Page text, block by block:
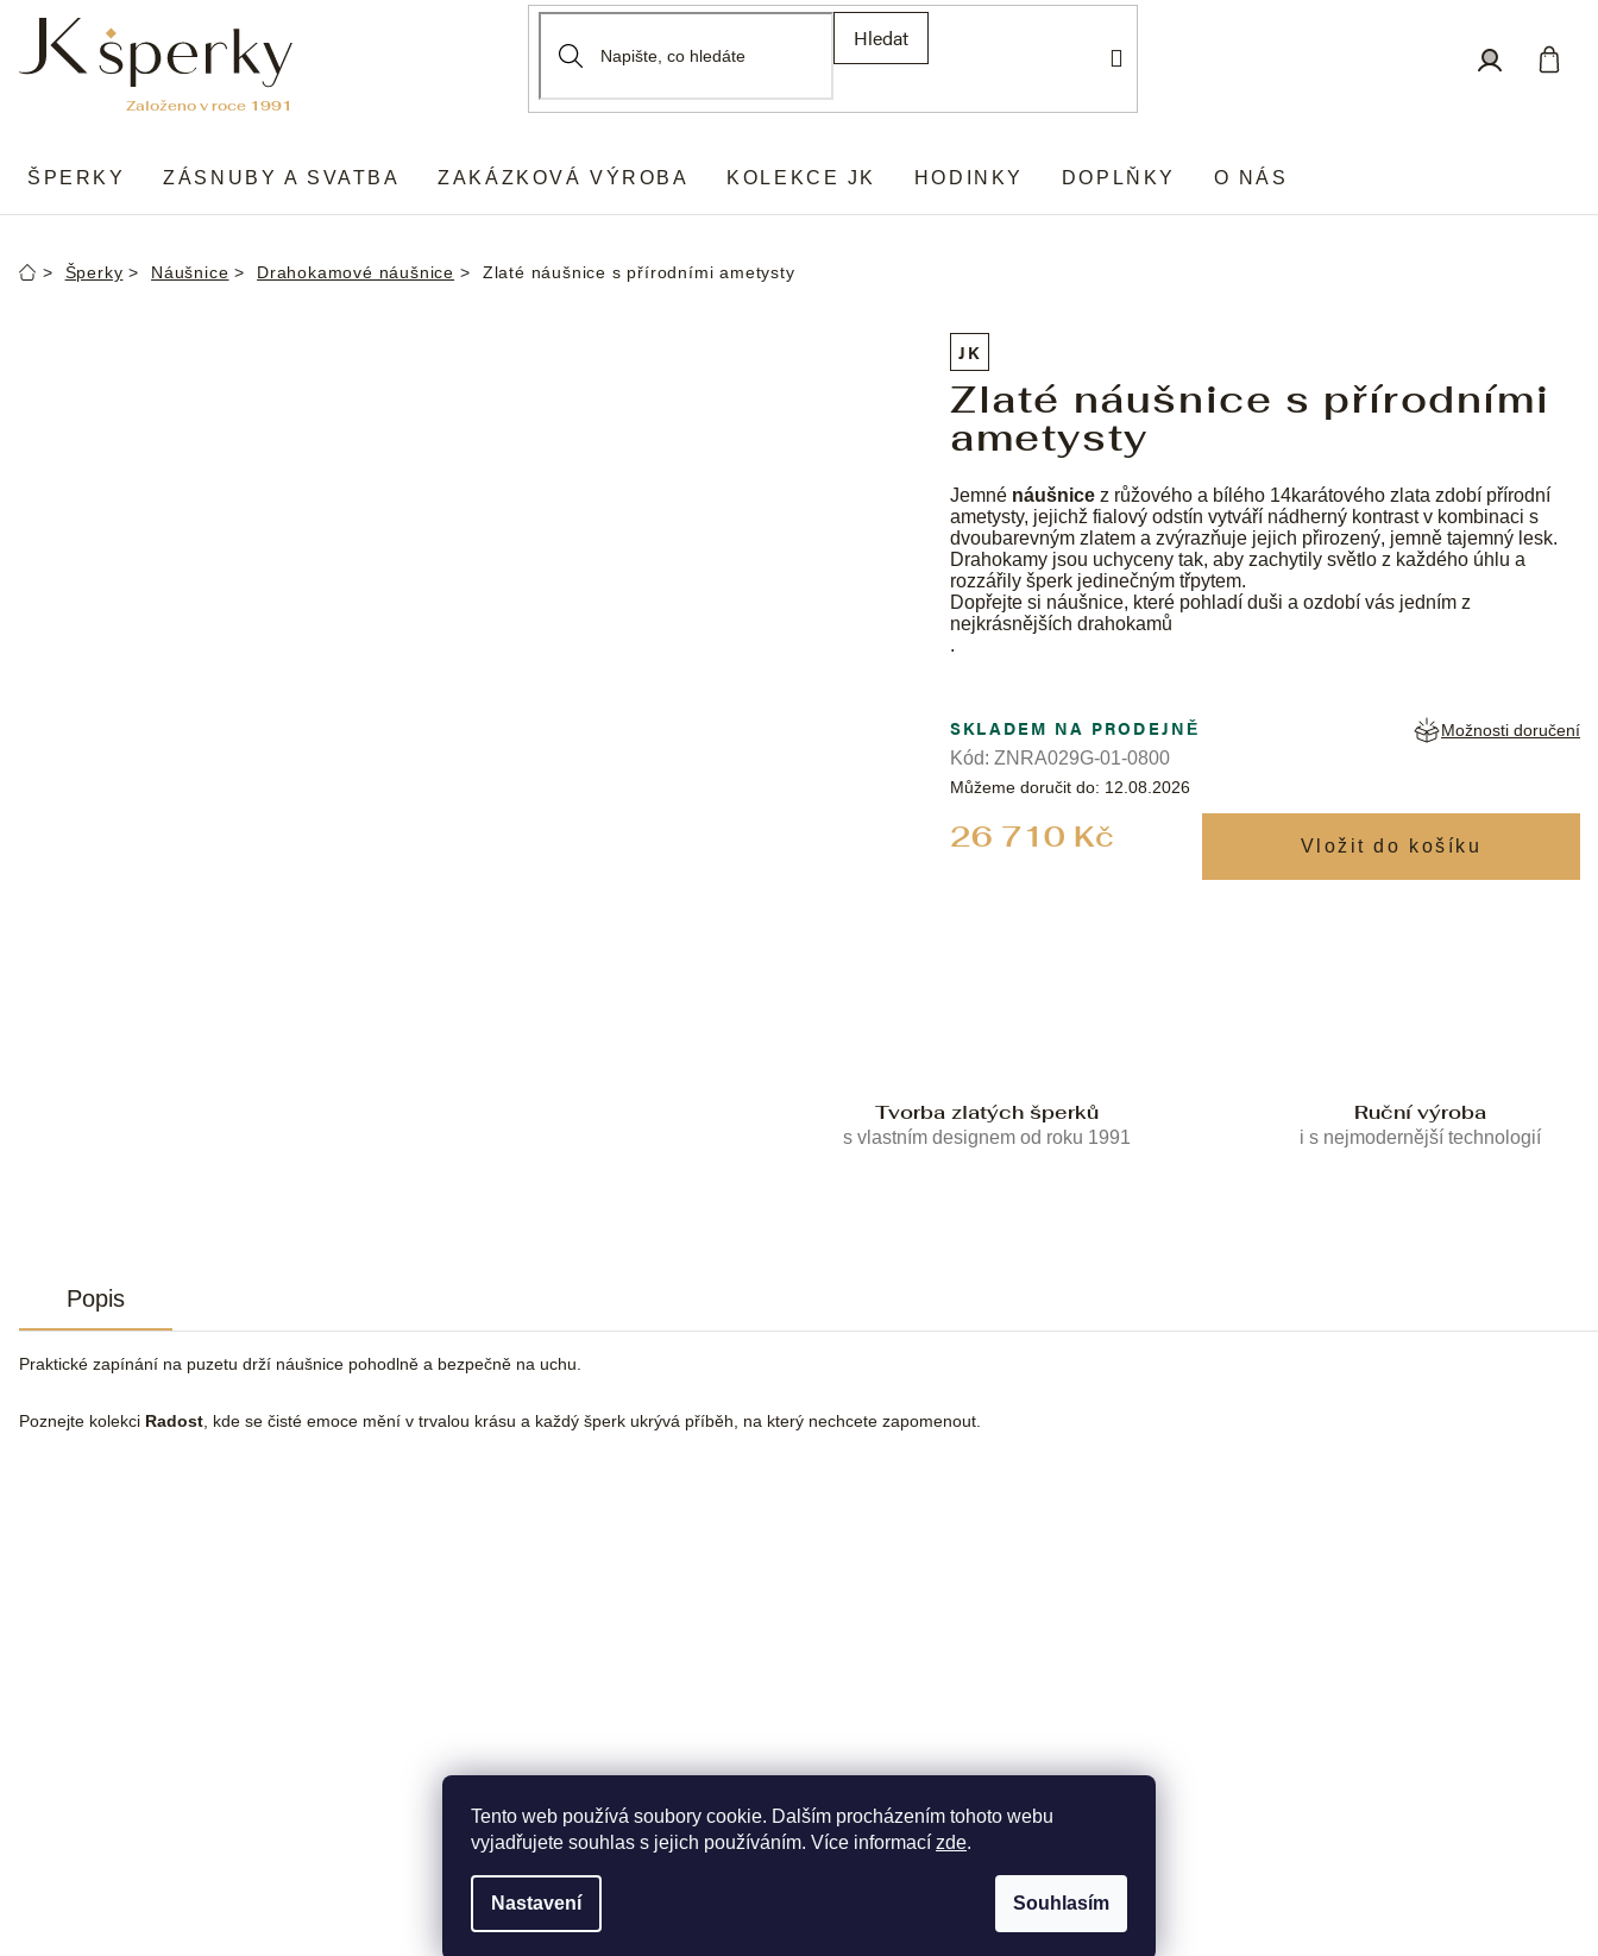
Tento web používá soubory cookie. Dalším procházením tohoto webu
vyjadřujete souhlas s jejich používáním. Více informací zde.
Nastavení Souhlasím
obsah
Hledat
ŠPERKY ZÁSNUBY A SVATBA ZAKÁZKOVÁ VÝROBA KOLEKCE JK HODINKY DOPLŇKY O NÁS
DomůŠperky Náušnice Drahokamové náušnice Zlaté náušnice s přírodními ametysty
JK
Zlaté náušnice s přírodními
ametysty
Jemné náušnice z růžového a bílého 14karátového zlata zdobí přírodní
ametysty, jejichž fialový odstín vytváří nádherný kontrast v kombinaci s
dvoubarevným zlatem a zvýrazňuje jejich přirozený, jemně tajemný lesk.
Drahokamy jsou uchyceny tak, aby zachytily světlo z každého úhlu a
rozzářily šperk jedinečným třpytem.
Dopřejte si náušnice, které pohladí duši a ozdobí vás jedním z
nejkrásnějších drahokamů
.
26 710 Kč
SKLADEM NA PRODEJNĚ
Můžeme doručit do: 12.08.2026
Možnosti doručení
Kód: ZNRA029G-01-0800
Tvorba zlatých šperků
s vlastním designem od roku 1991
Ruční výroba
i s nejmodernější technologií
Popis
Praktické zapínání na puzetu drží náušnice pohodlně a bezpečně na uchu.
Poznejte kolekci Radost , kde se čisté emoce mění v trvalou krásu a každý šperk ukrývá příběh, na který nechcete zapomenout.